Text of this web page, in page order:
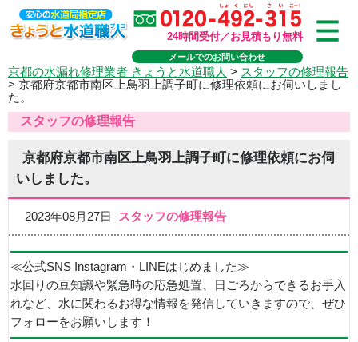
24時間受付／お見積もり無料
メールでのお問い合わせ
京都の水漏れ修理業者 きょうと水道職人 > スタッフの修理報告
> 京都府京都市南区上鳥羽上調子町に修理依頼にお伺いしまし
た。
スタッフの修理報告
京都府京都市南区上鳥羽上調子町に修理依頼にお伺
いしました。
2023年08月27日 スタッフの修理報告
≪公式SNS Instagram・LINEはじめました≫
水回りの豆知識や緊急時の応急処置、日ごろからできるお手入
れなど、水に関わるお得な情報を発信していきますので、ぜひ
フォローをお願いします！